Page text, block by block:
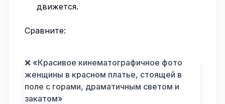
движется.
Сравните:
❌ «Красивое кинематографичное фото
женщины в красном платье, стоящей в
поле с горами, драматичным светом и
закатом»